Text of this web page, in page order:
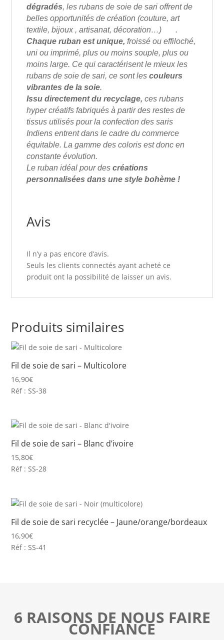
dégradés, les rubans de soie de sari offrent de
belles opportunités de création (couture, art
textile, bijoux , artisanat, décoration…) .
Chaque ruban est unique, froissé ou effiloché,
uni ou imprimé, plus ou moins souple, plus ou
moins large. Ce qui caractérisent le mieux les
rubans de soie de sari, ce sont lescouleurs
vibrantes de la soie.
Issu directement du recyclage, ces rubans
hyper créatifs fabriqués à partir des restes de
tissus utilisés pour la confection des saris
Indiens entrent dans le cadre du commerce
équitable. La gamme des coloris est donc en
constante évolution.
Le ruban idéal pour descréations
personnalisées dans une style bohème !
Avis
Il n’y a pas encore d’avis.
Seuls les clients connectés ayant acheté ce
produit ont la possibilité de laisser un avis.
Produits similaires
Fil de soie de sari – Multicolore
16,90€
Réf : SS-38
Fil de soie de sari – Blanc d’ivoire
15,80€
Réf : SS-28
Fil de soie de sari recyclée – Jaune/orange/bordeaux
16,90€
Réf : SS-41
6 RAISONS DE NOUS FAIRE
CONFIANCE